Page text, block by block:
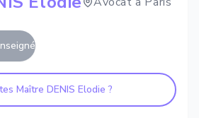
Maître DENIS Elodie ?